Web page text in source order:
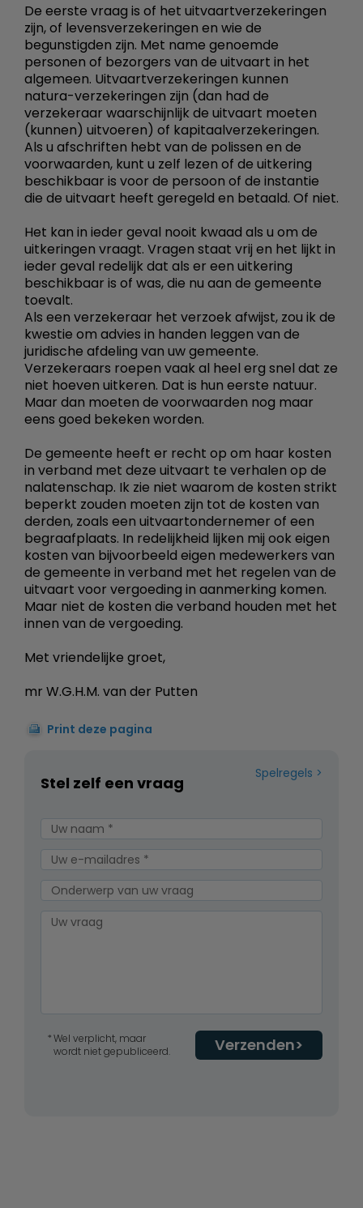
De eerste vraag is of het uitvaartverzekeringen
zijn, of levensverzekeringen en wie de
begunstigden zijn. Met name genoemde
personen of bezorgers van de uitvaart in het
algemeen. Uitvaartverzekeringen kunnen
natura-verzekeringen zijn (dan had de
verzekeraar waarschijnlijk de uitvaart moeten
(kunnen) uitvoeren) of kapitaalverzekeringen.
Als u afschriften hebt van de polissen en de
voorwaarden, kunt u zelf lezen of de uitkering
beschikbaar is voor de persoon of de instantie
die de uitvaart heeft geregeld en betaald. Of niet.
Het kan in ieder geval nooit kwaad als u om de
uitkeringen vraagt. Vragen staat vrij en het lijkt in
ieder geval redelijk dat als er een uitkering
beschikbaar is of was, die nu aan de gemeente
toevalt.
Als een verzekeraar het verzoek afwijst, zou ik de
kwestie om advies in handen leggen van de
juridische afdeling van uw gemeente.
Verzekeraars roepen vaak al heel erg snel dat ze
niet hoeven uitkeren. Dat is hun eerste natuur.
Maar dan moeten de voorwaarden nog maar
eens goed bekeken worden.
De gemeente heeft er recht op om haar kosten
in verband met deze uitvaart te verhalen op de
nalatenschap. Ik zie niet waarom de kosten strikt
beperkt zouden moeten zijn tot de kosten van
derden, zoals een uitvaartondernemer of een
begraafplaats. In redelijkheid lijken mij ook eigen
kosten van bijvoorbeeld eigen medewerkers van
de gemeente in verband met het regelen van de
uitvaart voor vergoeding in aanmerking komen.
Maar niet de kosten die verband houden met het
innen van de vergoeding.
Met vriendelijke groet,
mr W.G.H.M. van der Putten
Print deze pagina
Spelregels
Stel zelf een vraag
Verzenden
Wel verplicht, maar
wordt niet gepubliceerd.